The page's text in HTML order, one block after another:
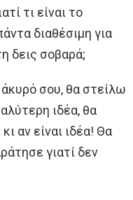
τι είναι το
διαθέσιμη για
δεις σοβαρά;
σου, θα στείλω
ιδέα, θα
αν είναι ιδέα! Θα
γιατί δεν